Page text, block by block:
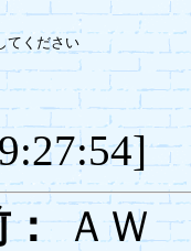
てください
：Ａ